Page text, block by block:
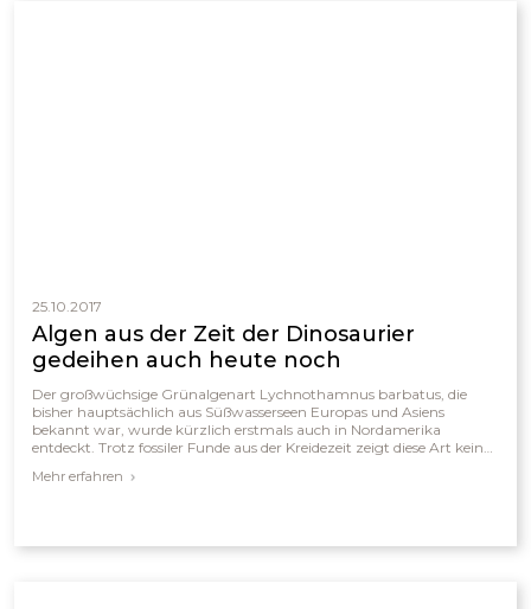
25.10.2017
Algen aus der Zeit der Dinosaurier
gedeihen auch heute noch
Der großwüchsige Grünalgenart Lychnothamnus barbatus, die
bisher hauptsächlich aus Süßwasserseen Europas und Asiens
bekannt war, wurde kürzlich erstmals auch in Nordamerika
entdeckt. Trotz fossiler Funde aus der Kreidezeit zeigt diese Art keine
Jahre. Dies wirft Fragen über ihre Entwicklungsgeschichte auf und
Mehr erfahren